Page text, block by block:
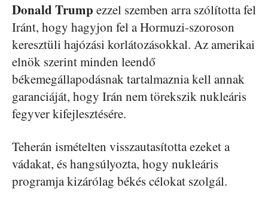
Donald Trump ezzel szemben arra szólította fel
Iránt, hogy hagyjon fel a Hormuzi-szoroson
keresztüli hajózási korlátozásokkal. Az amerikai
elnök szerint minden leendő
békemegállapodásnak tartalmaznia kell annak
garanciáját, hogy Irán nem törekszik nukleáris
fegyver kifejlesztésére.
Teherán ismételten visszautasította ezeket a
vádakat, és hangsúlyozta, hogy nukleáris
programja kizárólag békés célokat szolgál.